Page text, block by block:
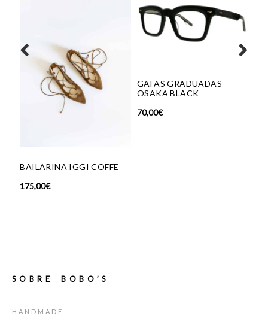
BAILARINA IGGI COFFE
175,00€
GAFAS GRADUADAS
OSAKA BLACK
70,00€
SOBRE BOBO’S
HANDMADE